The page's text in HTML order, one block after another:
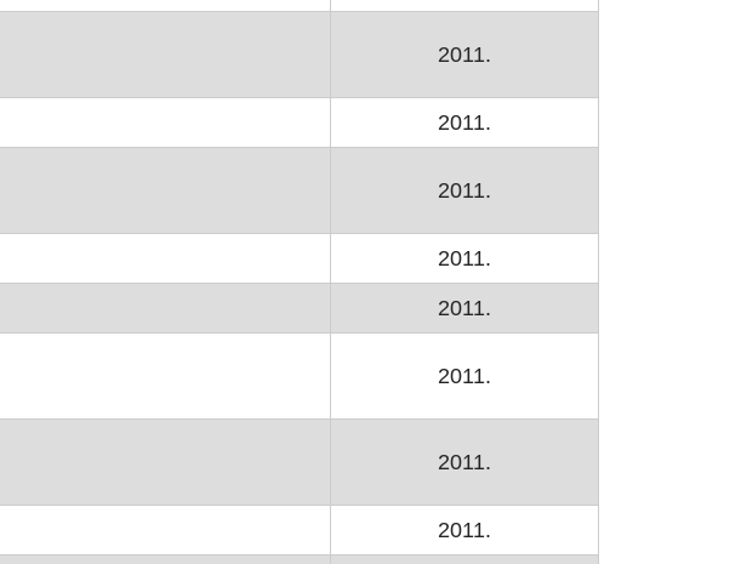
2011.
2011.
2011.
2011.
2011.
2011.
2011.
2011.